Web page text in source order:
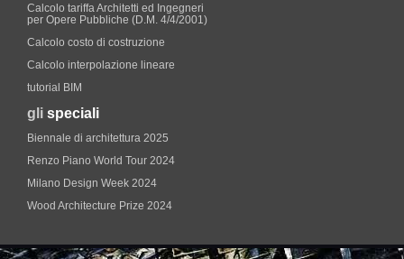
Calcolo tariffa Architetti ed Ingegneri
per Opere Pubbliche (D.M. 4/4/2001)
Calcolo costo di costruzione
Calcolo interpolazione lineare
tutorial BIM
gli speciali
Biennale di architettura 2025
Renzo Piano World Tour 2024
Milano Design Week 2024
Wood Architecture Prize 2024